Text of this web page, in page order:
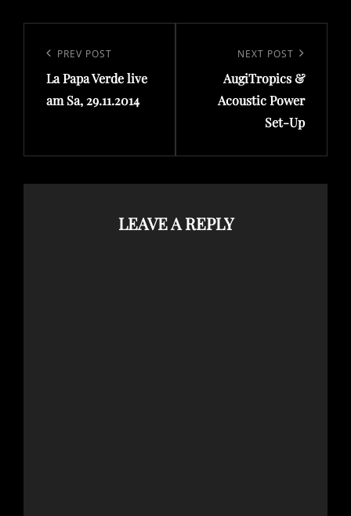
navigation
Previous
Post
PREV POST
La Papa Verde live
am Sa, 29.11.2014
Post
NEXT POST
AugiTropics &
Acoustic Power
Set-Up
LEAVE A REPLY